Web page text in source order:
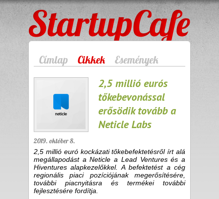
StartupCafe
Címlap Cikkek Események
2,5 millió eurós
tőkebevonással
erősödik tovább a
Neticle Labs
2019. október 8.
2,5 millió euró kockázati tőkebefektetésről írt alá
megállapodást a Neticle a Lead Ventures és a
Hiventures alapkezelőkkel. A befektetést a cég
regionális piaci pozíciójának megerősítésére,
további piacnyitásra és termékei további
fejlesztésére fordítja.